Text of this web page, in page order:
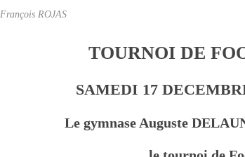
François ROJAS
TOURNOI DE
SAMEDI 17
Le gymnase Auguste